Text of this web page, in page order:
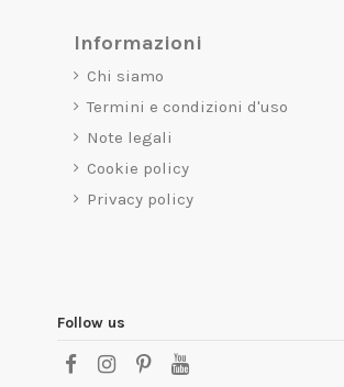
Informazioni
Chi siamo
Termini e condizioni d'uso
Note legali
Cookie policy
Privacy policy
Follow us